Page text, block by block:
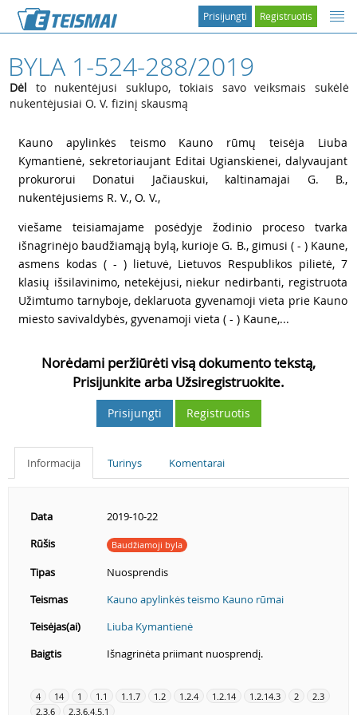
Registruotis
Prisijungti
BYLA 1-524-288/2019
Dėl to nukentėjusi suklupo, tokiais savo veiksmais sukėlė
nukentėjusiai O. V. fizinį skausmą
Kauno apylinkės teismo Kauno rūmų teisėja Liuba
Kymantienė, sekretoriaujant Editai Ugianskienei, dalyvaujant
prokurorui Donatui Jačiauskui, kaltinamajai G. B.,
nukentėjusiems R. V., O. V.,
viešame teisiamajame posėdyje žodinio proceso tvarka
išnagrinėjo baudžiamąją bylą, kurioje G. B., gimusi ( - ) Kaune,
asmens kodas ( - ) lietuvė, Lietuvos Respublikos pilietė, 7
klasių išsilavinimo, netekėjusi, niekur nedirbanti, registruota
Užimtumo tarnyboje, deklaruota gyvenamoji vieta prie Kauno
miesto savivaldybės, gyvenamoji vieta ( - ) Kaune,...
Norėdami peržiūrėti visą dokumento tekstą,
Prisijunkite arba Užsiregistruokite.
Prisijungti Registruotis
Informacija Turinys Komentarai
Data
2019-10-22
Rūšis
Baudžiamoji byla
Tipas
Nuosprendis
Teismas
Kauno apylinkės teismo Kauno rūmai
Teisėjas(ai)
Liuba Kymantienė
Baigtis
Išnagrinėta priimant nuosprendį.
4 14 1 1.1 1.1.7 1.2 1.2.4 1.2.14 1.2.14.3 2
2.3
2.3.6
2.3.6.4.5.1